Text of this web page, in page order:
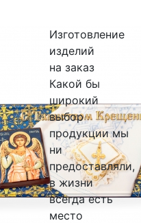
Изготовление
изделий
на заказ
Какой бы
широкий
выбор
продукции мы
ни
предоставляли,
в жизни
всегда есть
место